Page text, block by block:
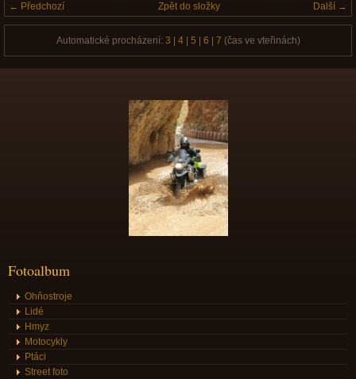
← Předchozí Další →
Zpět do složky
Automatické procházení: 3 4| 5 6 7 (čas ve vteřinách)
Fotoalbum
Ohňostroje
Lidé
Hmyz
Motocykly
Ptáci
Street foto